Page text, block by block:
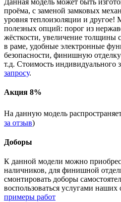
Данная модель может быть
проёма, с заменой замковых
уровня теплоизоляции и другое!
полезных опций: порог из
жёсткости, увеличение толщины
в раме, удобные электронные
безопасности, финишную
т.д. Стоимость индивидуального
запросу.
Акция 8%
На данную модель
за отзыв)
Доборы
К данной модели можно
наличников, для финишной
смонтировать доборы
воспользоваться услугами наших
примеры работ